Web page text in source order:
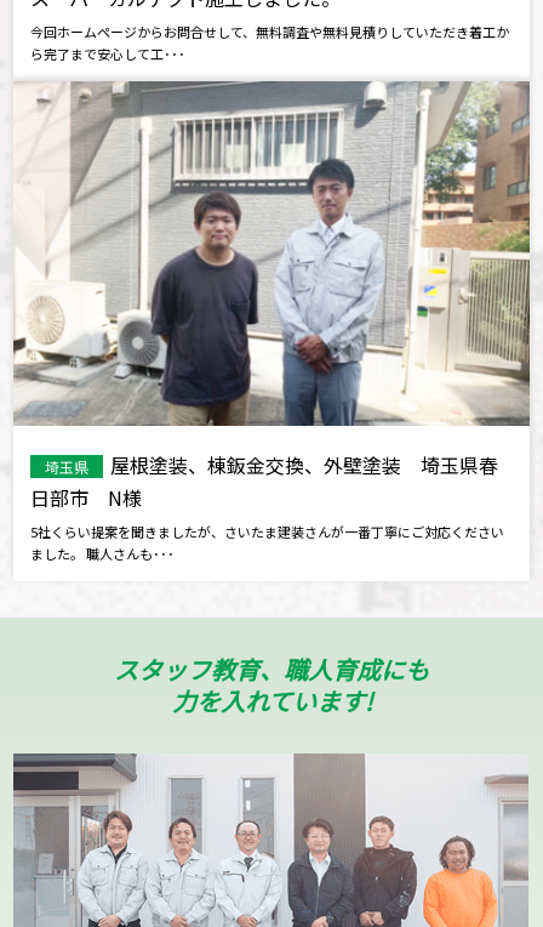
今回ホームページからお問合せして、無料調査や無料見積りしていただき着工か
ら完了まで安心して工･･･
埼玉県
屋根塗装、棟鈑金交換、外壁塗装 埼玉県春
日部市 N様
5社くらい提案を聞きましたが、さいたま建装さんが一番丁寧にご対応ください
ました。 職人さんも･･･
スタッフ教育、職人育成にも
力を入れています!